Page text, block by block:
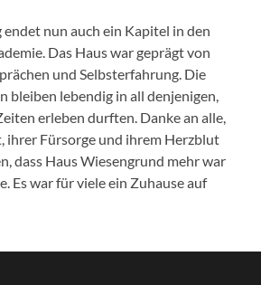
nun auch ein Kapitel in den
Das Haus war geprägt von
und Selbsterfahrung. Die
bleiben lebendig in all denjenigen,
erleben durften. Danke an alle,
ihrer Fürsorge und ihrem Herzblut
dass Haus Wiesengrund mehr war
Es war für viele ein Zuhause auf